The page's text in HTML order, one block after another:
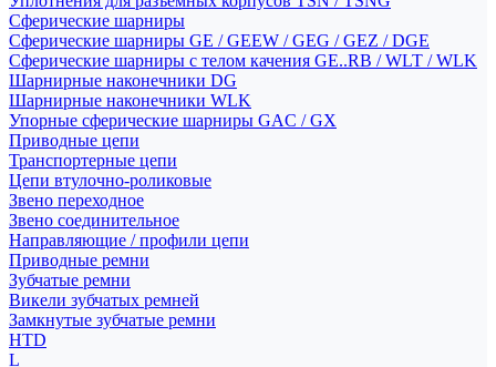
Сферические шарниры
Сферические шарниры GE / GEEW / GEG / GEZ / DGE
Сферические шарниры с телом качения GE..RB / WLT / WLK
Шарнирные наконечники DG
Шарнирные наконечники WLK
Упорные сферические шарниры GAC / GX
Приводные цепи
Транспортерные цепи
Цепи втулочно-роликовые
Звено переходное
Звено соединительное
Направляющие / профили цепи
Приводные ремни
Зубчатые ремни
Викели зубчатых ремней
Замкнутые зубчатые ремни
HTD
L